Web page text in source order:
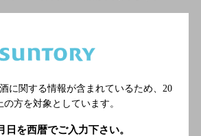
ミアム・モルツ香るエールが飲める,掘り
5,000円未満の神泡超達人店
関連ページ
に関する情報が含まれているため、 20
の方を対象としています。
日を西暦でご入力下さい。